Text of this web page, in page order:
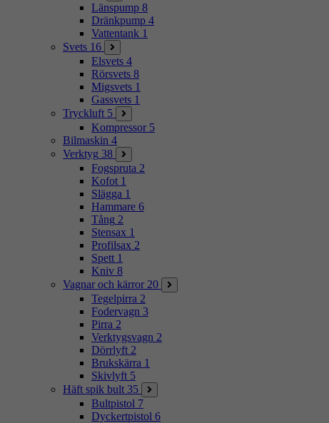
Länspump 8
Dränkpump 4
Vattentank 1
Svets 16
Elsvets 4
Rörsvets 8
Migsvets 1
Gassvets 1
Tryckluft 5
Kompressor 5
Bilmaskin 4
Verktyg 38
Fogspruta 2
Kofot 1
Slägga 1
Hammare 6
Tång 2
Stensax 1
Profilsax 2
Spett 1
Kniv 8
Vagnar och kärror 20
Tegelpirra 2
Fodervagn 3
Pirra 2
Verktygsvagn 2
Dörrlyft 2
Brukskärra 1
Skivlyft 5
Häft spik bult 35
Bultpistol 7
Dyckertpistol 6